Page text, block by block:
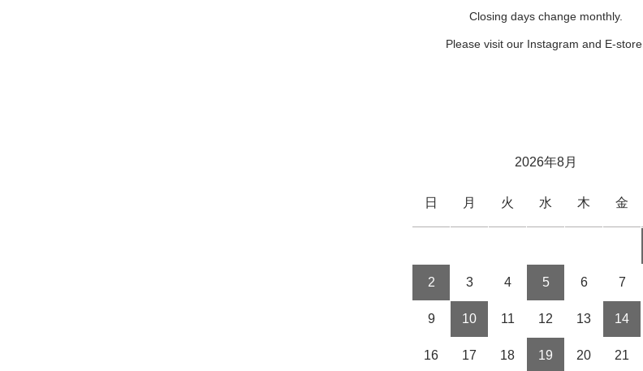
Closing days change monthly.
Please visit our Instagram and E-store.
2026年8月
日 月 火 水 木 金
2 3 4 5 6 7
9 10 11 12 13 14
16 17 18 19 20 21